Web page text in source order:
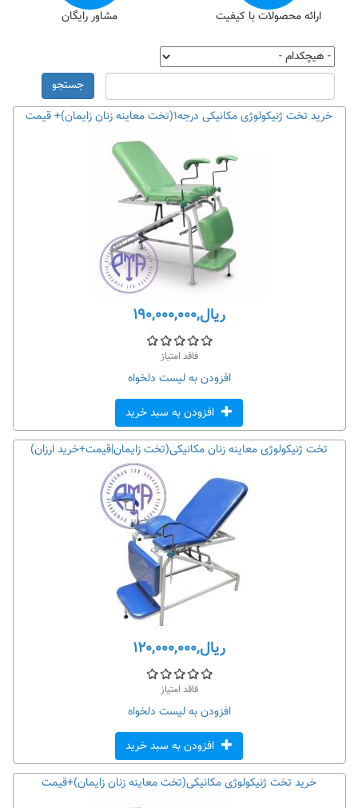
مشاور رایگان ارائه محصولات با کیفیت
جستجو
خرید تخت ژنیکولوژی مکانیکی درجه۱(تخت معاینه زنان زایمان)+ قیمت
ریال,۱۹۰,۰۰۰,۰۰۰
فاقد امتیاز
افزودن به لیست دلخواه
افزودن به سبد خرید
تخت ژنیکولوژی معاینه زنان مکانیکی(تخت زایمان|قیمت+خرید ارزان)
ریال,۱۲۰,۰۰۰,۰۰۰
فاقد امتیاز
افزودن به لیست دلخواه
افزودن به سبد خرید
خرید تخت ژنیکولوژی مکانیکی(تخت معاینه زنان زایمان)+قیمت